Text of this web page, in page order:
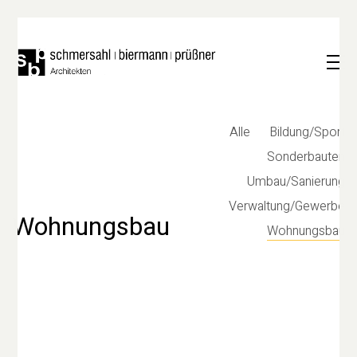
Wohnungsbau
Alle
Bildung/Sport
Sonderbauten
Umbau/Sanierung
Verwaltung/Gewerbe
Wohnungsbau